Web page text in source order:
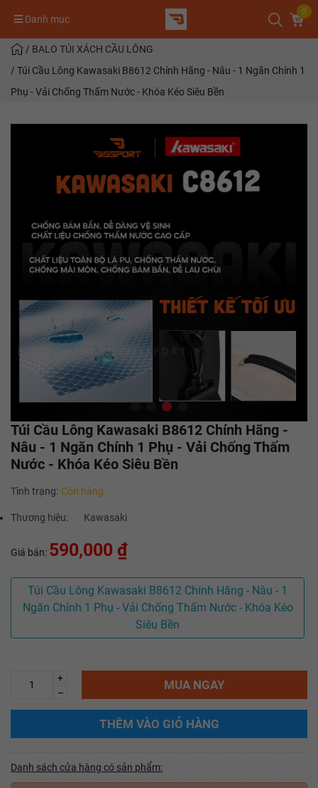
Danh mục
0
/ BALO TÚI XÁCH CẦU LÔNG
/ Túi Cầu Lông Kawasaki B8612 Chính Hãng - Nâu - 1 Ngăn Chính 1
Phụ - Vải Chống Thấm Nước - Khóa Kéo Siêu Bền
Túi Cầu Lông Kawasaki B8612 Chính Hãng -
Nâu - 1 Ngăn Chính 1 Phụ - Vải Chống Thấm
Nước - Khóa Kéo Siêu Bền
Tình trạng: Còn hàng
Thương hiệu: Kawasaki
Giá bán: 590,000 ₫
Túi Cầu Lông Kawasaki B8612 Chính Hãng - Nâu - 1
Ngăn Chính 1 Phụ - Vải Chống Thấm Nước - Khóa Kéo
Siêu Bền
+
–
MUA NGAY
THÊM VÀO GIỎ HÀNG
Danh sách cửa hàng có sản phẩm: